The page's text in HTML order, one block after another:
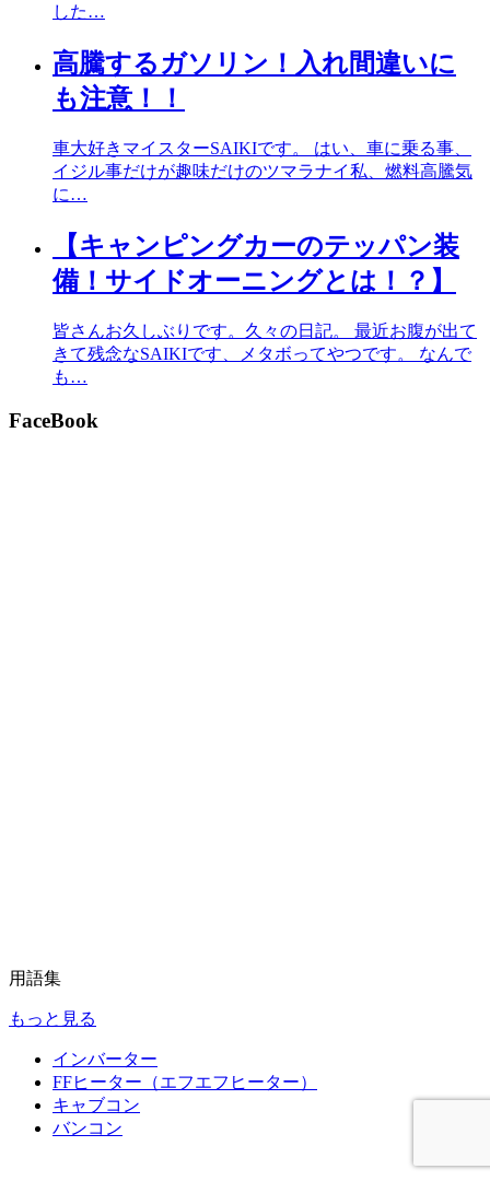
した…
高騰するガソリン！入れ間違いに
も注意！！
車大好きマイスターSAIKIです。 はい、車に乗る事、
イジル事だけが趣味だけのツマラナイ私、燃料高騰気
に…
【キャンピングカーのテッパン装
備！サイドオーニングとは！？】
皆さんお久しぶりです。久々の日記。 最近お腹が出て
きて残念なSAIKIです、メタボってやつです。 なんで
も…
FaceBook
用語集
もっと見る
インバーター
FFヒーター（エフエフヒーター）
キャブコン
バンコン